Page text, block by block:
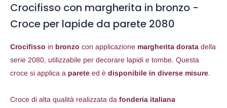
Crocifisso con margherita in bronzo -
Croce per lapide da parete 2080
Crocifisso in bronzo con applicazione margherita dorata della
serie 2080, utilizzabile per decorare lapidi e tombe. Questa
croce si applica a parete ed è disponibile in diverse misure.
Croce di alta qualità realizzata da fonderia italiana